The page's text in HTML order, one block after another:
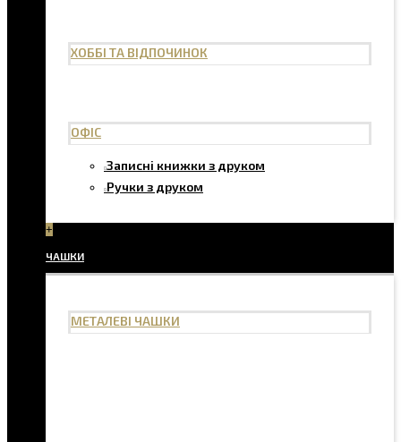
ХОББІ ТА ВІДПОЧИНОК
ОФІС
Записні книжки з друком
Ручки з друком
+
ЧАШКИ
МЕТАЛЕВІ ЧАШКИ